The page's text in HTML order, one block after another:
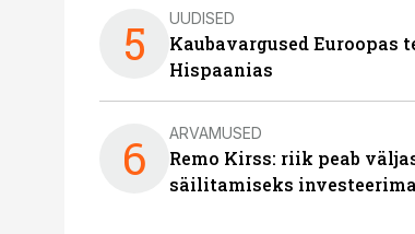
5 UUDISED
Kaubavargused Euroopas
Hispaanias
6 ARVAMUSED
Remo Kirss: riik peab
säilitamiseks